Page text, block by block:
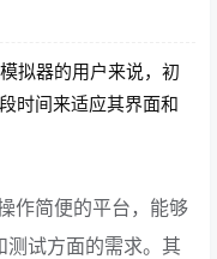
拟器的用户来说，初
时间来适应其界面和
作简便的平台，能够
测试方面的需求。其